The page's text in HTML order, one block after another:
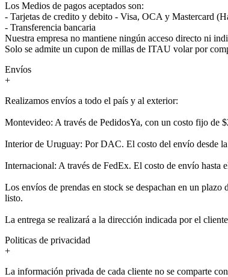
Los Medios de pagos aceptados son:
- Tarjetas de credito y debito - Visa, OCA y Mastercard
- Transferencia bancaria
Nuestra empresa no mantiene ningún acceso directo ni
Solo se admite un cupon de millas de ITAU volar por
Envíos
+
Realizamos envíos a todo el país y al exterior:
Montevideo: A través de PedidosYa, con un costo fijo de
Interior de Uruguay: Por DAC. El costo del envío desde
Internacional: A través de FedEx. El costo de envío hasta
Los envíos de prendas en stock se despachan en un
listo.
La entrega se realizará a la dirección indicada por el
Politicas de privacidad
+
La información privada de cada cliente no se comparte